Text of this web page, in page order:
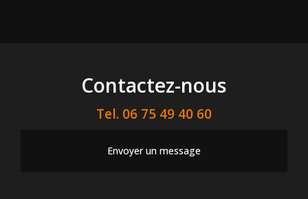
Contactez-nous
Tel. 06 75 49 40 60
Envoyer un message